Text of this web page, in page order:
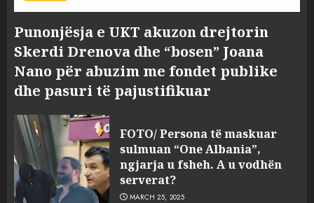
Punonjësja e UKT akuzon drejtorin
Skerdi Drenova dhe “bosen” Joana
Nano për abuzim me fondet publike
dhe pasuri të pajustifikuar
FOTO/ Persona të maskuar
sulmuan “One Albania”,
ngjarja u fsheh. A u vodhën
serverat?
MARCH 25, 2025